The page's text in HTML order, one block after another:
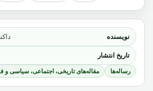
نویسنده
تاریخ انتشار
رساله‌ها مقاله‌های تاریخی، اجتماعی، سیاسی و